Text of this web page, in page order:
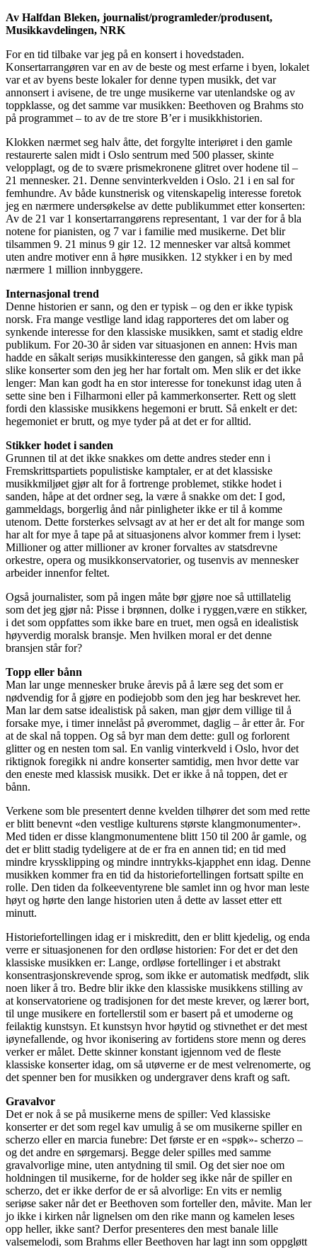
Av Halfdan Bleken, journalist/programleder/produsent,
Musikkavdelingen, NRK
For en tid tilbake var jeg på en konsert i hovedstaden.
Konsertarrangøren var en av de beste og mest erfarne i byen, lokalet
var et av byens beste lokaler for denne typen musikk, det var
annonsert i avisene, de tre unge musikerne var utenlandske og av
toppklasse, og det samme var musikken: Beethoven og Brahms sto
på programmet – to av de tre store B’er i musikkhistorien.
Klokken nærmet seg halv åtte, det forgylte interiøret i den gamle
restaurerte salen midt i Oslo sentrum med 500 plasser, skinte
velopplagt, og de to svære prismekronene glitret over hodene til –
21 mennesker. 21. Denne senvinterkvelden i Oslo. 21 i en sal for
femhundre. Av både kunstnerisk og vitenskapelig interesse foretok
jeg en nærmere undersøkelse av dette publikummet etter konserten:
Av de 21 var 1 konsertarrangørens representant, 1 var der for å bla
notene for pianisten, og 7 var i familie med musikerne. Det blir
tilsammen 9. 21 minus 9 gir 12. 12 mennesker var altså kommet
uten andre motiver enn å høre musikken. 12 stykker i en by med
nærmere 1 million innbyggere.
Internasjonal trend
Denne historien er sann, og den er typisk – og den er ikke typisk
norsk. Fra mange vestlige land idag rapporteres det om laber og
synkende interesse for den klassiske musikken, samt et stadig eldre
publikum. For 20-30 år siden var situasjonen en annen: Hvis man
hadde en såkalt seriøs musikkinteresse den gangen, så gikk man på
slike konserter som den jeg her har fortalt om. Men slik er det ikke
lenger: Man kan godt ha en stor interesse for tonekunst idag uten å
sette sine ben i Filharmoni eller på kammerkonserter. Rett og slett
fordi den klassiske musikkens hegemoni er brutt. Så enkelt er det:
hegemoniet er brutt, og mye tyder på at det er for alltid.
Stikker hodet i sanden
Grunnen til at det ikke snakkes om dette andres steder enn i
Fremskrittspartiets populistiske kamptaler, er at det klassiske
musikkmiljøet gjør alt for å fortrenge problemet, stikke hodet i
sanden, håpe at det ordner seg, la være å snakke om det: I god,
gammeldags, borgerlig ånd når pinligheter ikke er til å komme
utenom. Dette forsterkes selvsagt av at her er det alt for mange som
har alt for mye å tape på at situasjonens alvor kommer frem i lyset:
Millioner og atter millioner av kroner forvaltes av statsdrevne
orkestre, opera og musikkonservatorier, og tusenvis av mennesker
arbeider innenfor feltet.
Også journalister, som på ingen måte bør gjøre noe så uttillatelig
som det jeg gjør nå: Pisse i brønnen, dolke i ryggen,være en stikker,
i det som oppfattes som ikke bare en truet, men også en idealistisk
høyverdig moralsk bransje. Men hvilken moral er det denne
bransjen står for?
Topp eller bånn
Man lar unge mennesker bruke årevis på å lære seg det som er
nødvendig for å gjøre en podiejobb som den jeg har beskrevet her.
Man lar dem satse idealistisk på saken, man gjør dem villige til å
forsake mye, i timer innelåst på øverommet, daglig – år etter år. For
at de skal nå toppen. Og så byr man dem dette: gull og forlorent
glitter og en nesten tom sal. En vanlig vinterkveld i Oslo, hvor det
riktignok foregikk ni andre konserter samtidig, men hvor dette var
den eneste med klassisk musikk. Det er ikke å nå toppen, det er
bånn.
Verkene som ble presentert denne kvelden tilhører det som med rette
er blitt benevnt «den vestlige kulturens største klangmonumenter».
Med tiden er disse klangmonumentene blitt 150 til 200 år gamle, og
det er blitt stadig tydeligere at de er fra en annen tid; en tid med
mindre kryssklipping og mindre inntrykks-kjapphet enn idag. Denne
musikken kommer fra en tid da historiefortellingen fortsatt spilte en
rolle. Den tiden da folkeeventyrene ble samlet inn og hvor man leste
høyt og hørte den lange historien uten å dette av lasset etter ett
minutt.
Historiefortellingen idag er i miskreditt, den er blitt kjedelig, og enda
verre er situasjonenen for den ordløse historien: For det er det den
klassiske musikken er: Lange, ordløse fortellinger i et abstrakt
konsentrasjonskrevende sprog, som ikke er automatisk medfødt, slik
noen liker å tro. Bedre blir ikke den klassiske musikkens stilling av
at konservatoriene og tradisjonen for det meste krever, og lærer bort,
til unge musikere en fortellerstil som er basert på et umoderne og
feilaktig kunstsyn. Et kunstsyn hvor høytid og stivnethet er det mest
iøynefallende, og hvor ikonisering av fortidens store menn og deres
verker er målet. Dette skinner konstant igjennom ved de fleste
klassiske konserter idag, om så utøverne er de mest velrenomerte, og
det spenner ben for musikken og undergraver dens kraft og saft.
Gravalvor
Det er nok å se på musikerne mens de spiller: Ved klassiske
konserter er det som regel kav umulig å se om musikerne spiller en
scherzo eller en marcia funebre: Det første er en «spøk»- scherzo –
og det andre en sørgemarsj. Begge deler spilles med samme
gravalvorlige mine, uten antydning til smil. Og det sier noe om
holdningen til musikerne, for de holder seg ikke når de spiller en
scherzo, det er ikke derfor de er så alvorlige: En vits er nemlig
seriøse saker når det er Beethoven som forteller den, måvite. Man ler
jo ikke i kirken når lignelsen om den rike mann og kamelen leses
opp heller, ikke sant? Derfor presenteres den mest banale lille
valsemelodi, som Brahms eller Beethoven har lagt inn som oppgløtt